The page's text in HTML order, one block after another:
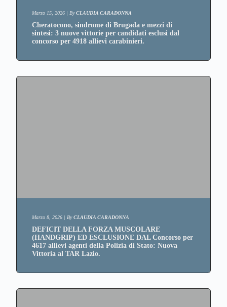
Marzo 15, 2026 | ByCLAUDIA CARADONNA
Cheratocono, sindrome di Brugada e mezzi di
sintesi: 3 nuove vittorie per candidati esclusi dal
concorso per 4918 allievi carabinieri.
Marzo 8, 2026 | ByCLAUDIA CARADONNA
DEFICIT DELLA FORZA MUSCOLARE
(HANDGRIP) ED ESCLUSIONE DAL Concorso per
4617 allievi agenti della Polizia di Stato: Nuova
Vittoria al TAR Lazio.